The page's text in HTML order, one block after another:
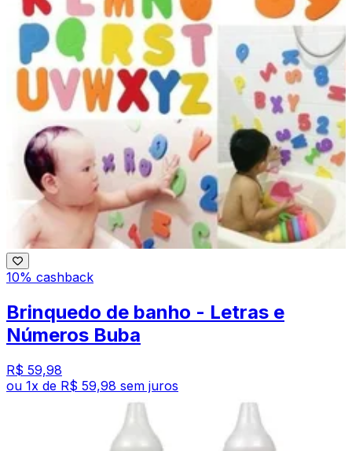
10% cashback
Brinquedo de banho - Letras e
Números Buba
R$ 59,98
ou 1x de R$ 59,98 sem juros